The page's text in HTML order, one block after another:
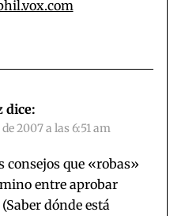
dice:
2007 a las 6:51 am
consejos que «robas»
entre aprobar
dónde está